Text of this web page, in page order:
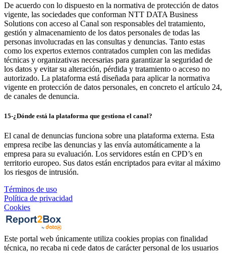
De acuerdo con lo dispuesto en la normativa de protección de datos
vigente, las sociedades que conforman NTT DATA Business
Solutions con acceso al Canal son responsables del tratamiento,
gestión y almacenamiento de los datos personales de todas las
personas involucradas en las consultas y denuncias. Tanto estas
como los expertos externos contratados cumplen con las medidas
técnicas y organizativas necesarias para garantizar la seguridad de
los datos y evitar su alteración, pérdida y tratamiento o acceso no
autorizado. La plataforma está diseñada para aplicar la normativa
vigente en protección de datos personales, en concreto el artículo 24,
de canales de denuncia.
15-¿Dónde está la plataforma que gestiona el canal?
El canal de denuncias funciona sobre una plataforma externa. Esta
empresa recibe las denuncias y las envía automáticamente a la
empresa para su evaluación. Los servidores están en CPD’s en
territorio europeo. Sus datos están encriptados para evitar al máximo
los riesgos de intrusión.
Términos de uso
Política de privacidad
Cookies
Este portal web únicamente utiliza cookies propias con finalidad
técnica, no recaba ni cede datos de carácter personal de los usuarios